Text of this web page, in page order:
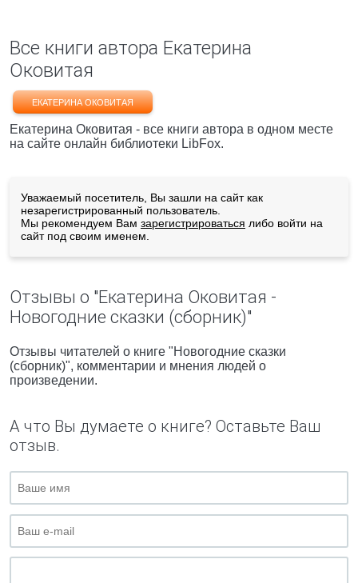
Все книги автора Екатерина
Оковитая
ЕКАТЕРИНА ОКОВИТАЯ
Екатерина Оковитая - все книги автора в одном месте
на сайте онлайн библиотеки LibFox.
Уважаемый посетитель, Вы зашли на сайт как
незарегистрированный пользователь.
Мы рекомендуем Вам зарегистрироваться либо войти на
сайт под своим именем.
Отзывы о "Екатерина Оковитая -
Новогодние сказки (сборник)"
Отзывы читателей о книге "Новогодние сказки
(сборник)", комментарии и мнения людей о
произведении.
А что Вы думаете о книге? Оставьте Ваш
отзыв.